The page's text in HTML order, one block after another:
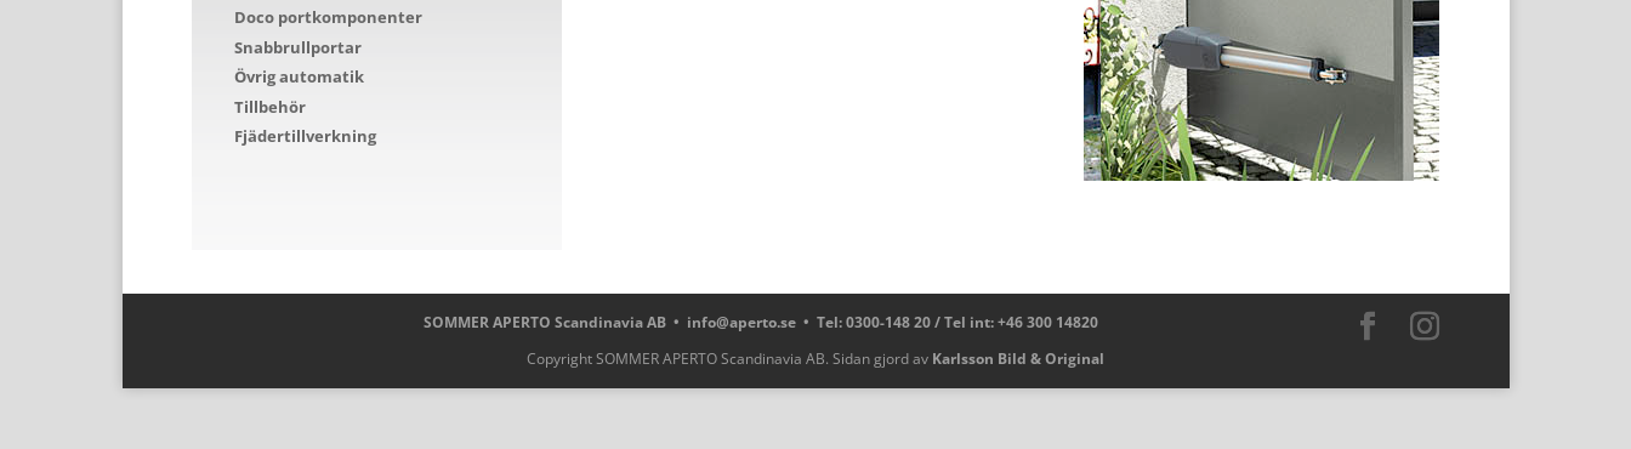
Doco portkomponenter
Snabbrullportar
Övrig automatik
Tillbehör
Fjädertillverkning
SOMMER APERTO Scandinavia AB • info@aperto.se• Tel: 0300-148 20 / Tel int: +46 300 14820
Copyright SOMMER APERTO Scandinavia AB. Sidan gjord av Karlsson Bild & Original